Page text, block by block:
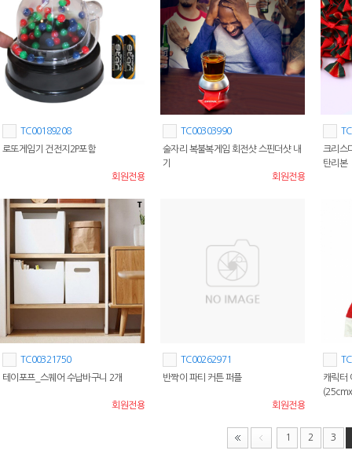
TC00189208
로또게임기 건전지2P포함
회원전용
TC00303990
술자리 복불복게임 회전샷 스핀더샷 내
기
회원전용
크리스
탄리본
TC00321750
테이포프_스퀘어 수납바구니 2개
회원전용
TC00262971
반짝이 파티 커튼 퍼플
회원전용
캐릭터
1 2 3